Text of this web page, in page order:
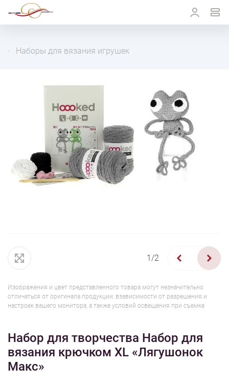
Наборы для вязания игрушек
1/2
Изображения и цвет представленного товара могут незначительно
отличаться от оригинала продукции, взависимости от разрешения и
настроек вашего монитора, а также условий освещения при съемке
Набор для творчества Набор для
вязания крючком XL «Лягушонок
Макс»